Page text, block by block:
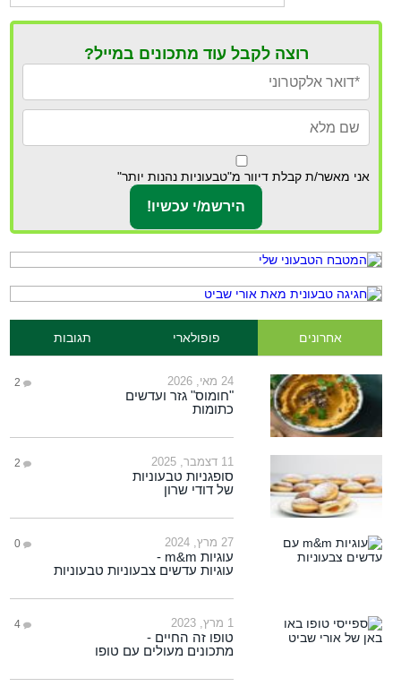
רוצה לקבל עוד מתכונים במייל?
אני מאשר/ת קבלת דיוור מ"טבעוניות נהנות יותר"
אחרונים פופולארי תגובות
24 מאי, 2026 2
"חומוס" גזר ועדשים
כתומות
11 דצמבר, 2025 2
סופגניות טבעוניות
של דודי שרון
27 מרץ, 2024 0
עוגיות m&m -
עוגיות עדשים צבעוניות טבעוניות
1 מרץ, 2023 4
טופו זה החיים -
מתכונים מעולים עם טופו